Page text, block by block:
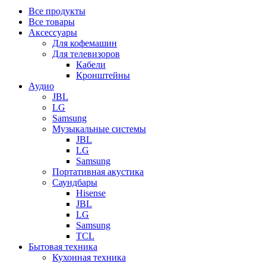
Все продукты
Все товары
Аксессуары
Для кофемашин
Для телевизоров
Кабели
Кронштейны
Аудио
JBL
LG
Samsung
Музыкальные системы
JBL
LG
Samsung
Портативная акустика
Саундбары
Hisense
JBL
LG
Samsung
TCL
Бытовая техника
Кухонная техника